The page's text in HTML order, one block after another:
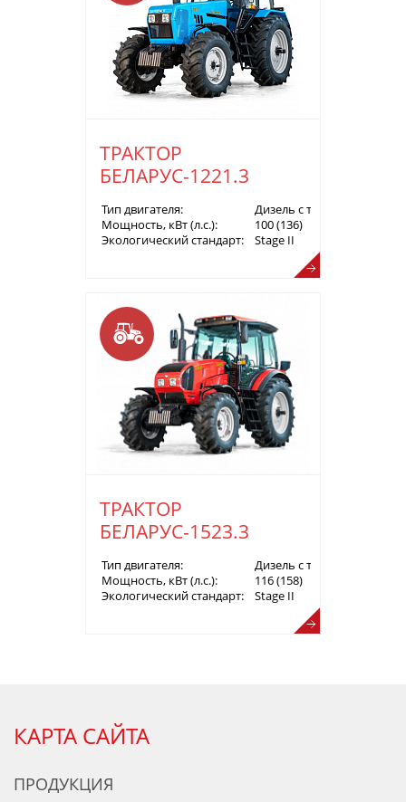
ТРАКТОР
БЕЛАРУС-1221.3
Тип двигателя:
Дизель с турбонаддувом
Мощность, кВт (л.с.):
100 (136)
Экологический стандарт:
Stage II
ТРАКТОР
БЕЛАРУС-1523.3
Тип двигателя:
Дизель с турбонаддувом
Мощность, кВт (л.с.):
116 (158)
Экологический стандарт:
Stage II
КАРТА САЙТА
ПРОДУКЦИЯ